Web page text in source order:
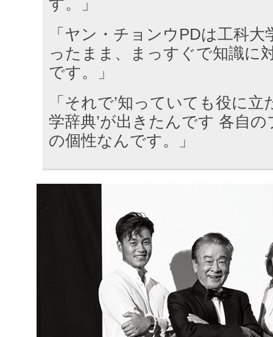
す。」
「ヤン・チョンウPDは工科
ったまま、まっすぐで知識に
です。」
「それで’知っていても役に
学辞典’が出きたんです 各自
の個性なんです。」